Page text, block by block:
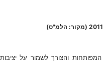
רף לות הבנייה לאחר השיא במחצית 2011 המפותחות והצורך לשמור על יציבות